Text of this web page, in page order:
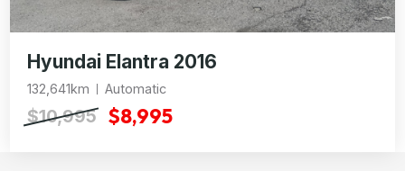
Hyundai Elantra 2016
132,641km Automatic
$10,995 $8,995